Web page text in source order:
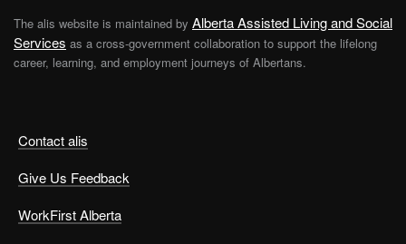
Contact alis
Give Us Feedback
WorkFirst Alberta
The alis website is maintained by Alberta Assisted Living and Social
Services as a cross-government collaboration to support the lifelong
career, learning, and employment journeys of Albertans.